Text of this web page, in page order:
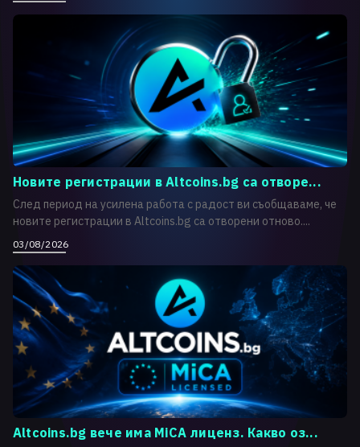
Новите регистрации в Altcoins.bg са отворе...
След период на усилена работа с радост ви съобщаваме, че
новите регистрации в Altcoins.bg са отворени отново....
03/08/2026
Altcoins.bg вече има MiCA лиценз. Какво оз...